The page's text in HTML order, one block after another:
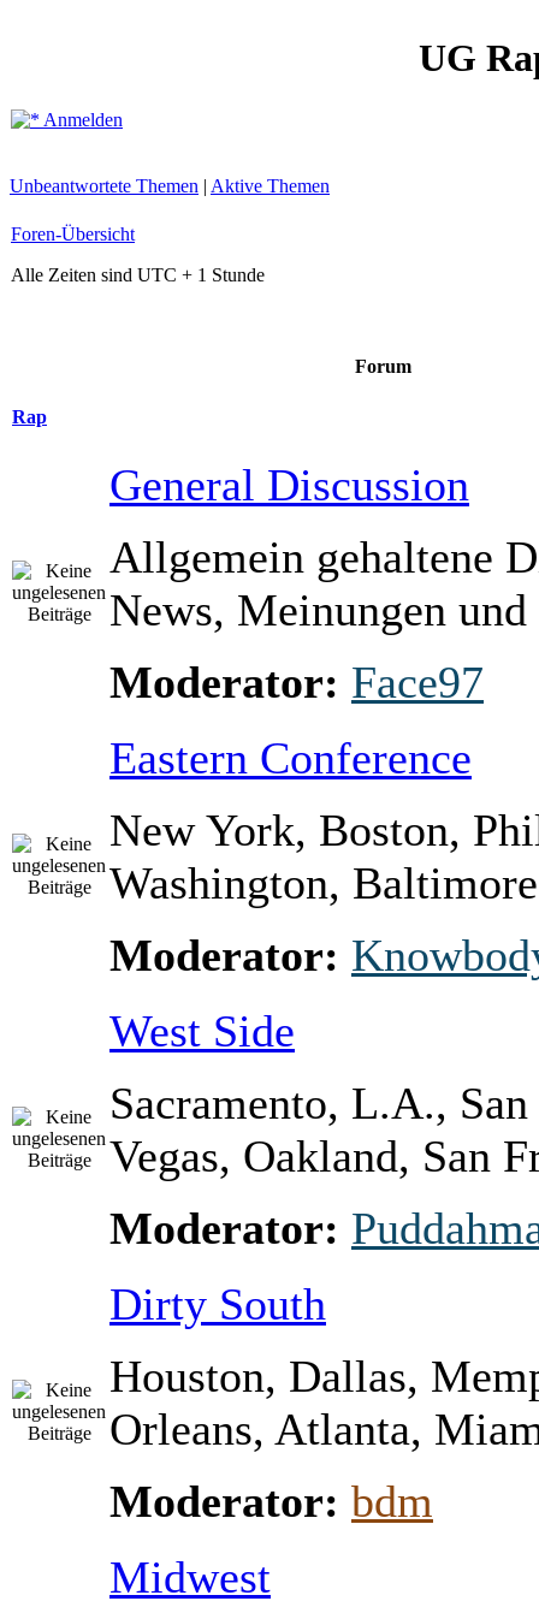
UG
Anmelden
Unbeantwortete Themen | Aktive Themen
Foren-Übersicht
Alle Zeiten sind UTC + 1 Stunde
Forum
Rap
General Discussion
Allgemein gehaltene
News, Meinungen und
Moderator: Face97
Eastern Conference
New York, Boston,
Washington,
Moderator:
West Side
Sacramento, L.A.,
Vegas, Oakland, San
Moderator:
Dirty South
Houston, Dallas,
Orleans, Atlanta,
Moderator: bdm
Midwest